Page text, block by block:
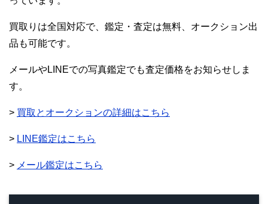
買取りは全国対応で、鑑定・査定は無料、オークション出
品も可能です。
メールやLINEでの写真鑑定でも査定価格をお知らせしま
す。
> 買取とオークションの詳細はこちら
> LINE鑑定はこちら
> メール鑑定はこちら